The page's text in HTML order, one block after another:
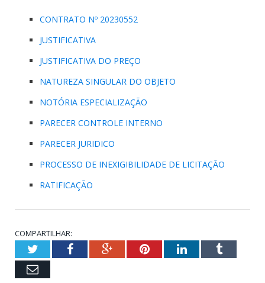
CONTRATO Nº 20230552
JUSTIFICATIVA
JUSTIFICATIVA DO PREÇO
NATUREZA SINGULAR DO OBJETO
NOTÓRIA ESPECIALIZAÇÃO
PARECER CONTROLE INTERNO
PARECER JURIDICO
PROCESSO DE INEXIGIBILIDADE DE LICITAÇÃO
RATIFICAÇÃO
COMPARTILHAR:
TwitterFacebookGoogle+PinterestLinkedInTumblr
Email